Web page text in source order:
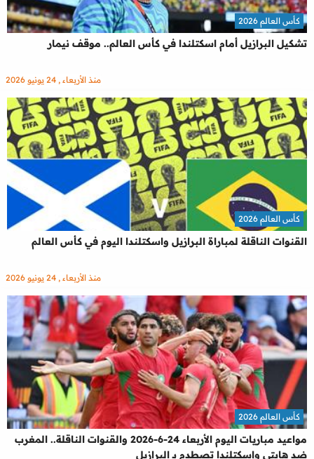
تشكيل البرازيل أمام اسكتلندا في كأس العالم.. موقف نيمار
كأس العالم 2026
منذ الأربعاء , 24 يونيو 2026
القنوات الناقلة لمباراة البرازيل واسكتلندا اليوم في كأس العالم
كأس العالم 2026
منذ الأربعاء , 24 يونيو 2026
مواعيد مباريات اليوم الأربعاء 24-6-2026 والقنوات الناقلة.. المغرب
ضد هايتي وإسكتلندا تصطدم بـ البرازيل
كأس العالم 2026